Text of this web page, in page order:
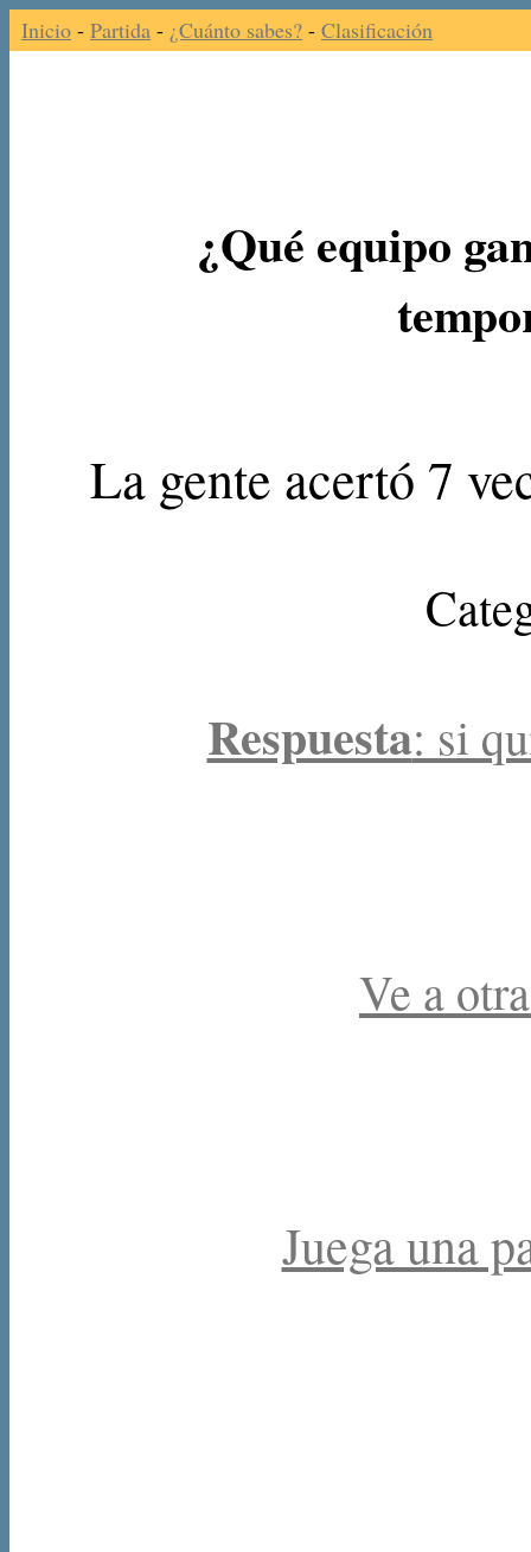
Inicio - Partida - ¿Cuánto sabes? - Clasificación
¿Qué equipo
La gente acertó 7
Respuesta: si
Ve a
Juega una